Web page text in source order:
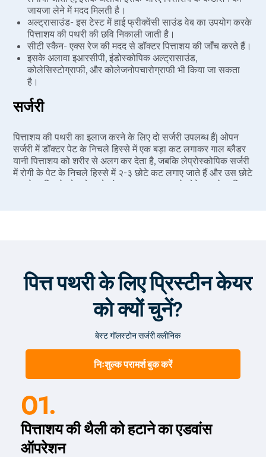
जायजा लेने में मदद मिलती है।
अल्ट्रासाउंड- इस टेस्ट में हाई फ्रीक्वेंसी साउंड वेब का उपयोग करके
पित्ताशय की पथरी की छवि निकाली जाती है।
सीटी स्कैन- एक्स रेज की मदद से डॉक्टर पित्ताशय की जाँच करते हैं।
इसके अलावा इआरसीपी, इंडोस्कोपिक अल्ट्रासाउंड,
कोलेसिस्टोग्राफी, और कोलेजनोपचारोग्राफी भी किया जा सकता
है।
सर्जरी
पित्ताशय की पथरी का इलाज करने के लिए दो सर्जरी उपलब्ध हैं| ओपन
सर्जरी में डॉक्टर पेट के निचले हिस्से में एक बड़ा कट लगाकर गाल ब्लैडर
यानी पित्ताशय को शरीर से अलग कर देता है, जबकि लेप्रोस्कोपिक सर्जरी
में रोगी के पेट के निचले हिस्से में २-३ छोटे कट लगाए जाते हैं और उस छोटे
कट के जरिए लेप्रोस्कोप को अंदर डालकर एक दूसरे छोटे कट के जरिए
पित्त पथरी के लिए प्रिस्टीन केयर
को क्यों चुनें?
बेस्ट गॉलस्टोन सर्जरी क्लीनिक
निःशुल्क परामर्श बुक करें
01.
पित्ताशय की थैली को हटाने का एडवांस
ऑपरेशन